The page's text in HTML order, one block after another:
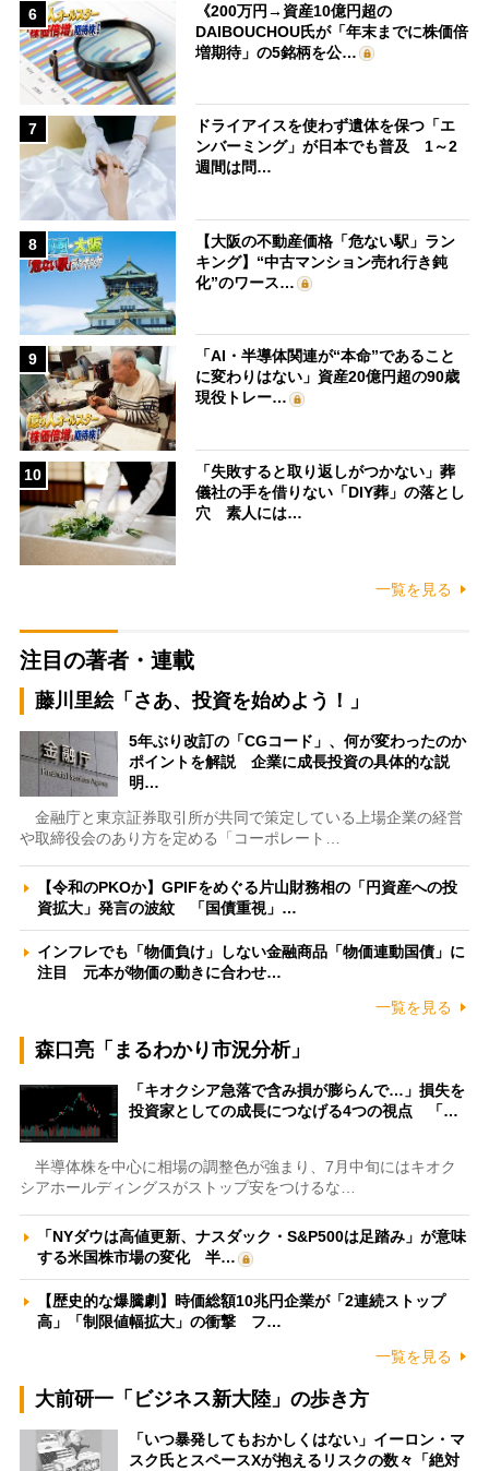
6
《200万円→資産10億円超の
DAIBOUCHOU氏が「年末までに株価倍
増期待」の5銘柄を公…
7
ドライアイスを使わず遺体を保つ「エ
ンバーミング」が日本でも普及 1～2
週間は問…
8
【大阪の不動産価格「危ない駅」ラン
キング】“中古マンション売れ行き鈍
化”のワース…
9
「AI・半導体関連が“本命”であること
に変わりはない」資産20億円超の90歳
現役トレー…
10
「失敗すると取り返しがつかない」葬
儀社の手を借りない「DIY葬」の落とし
穴 素人には…
一覧を見る
注目の著者・連載
藤川里絵「さあ、投資を始めよう！」
5年ぶり改訂の「CGコード」、何が変わったのか
ポイントを解説 企業に成長投資の具体的な説
明…
金融庁と東京証券取引所が共同で策定している上場企業の経営
や取締役会のあり方を定める「コーポレート…
【令和のPKOか】GPIFをめぐる片山財務相の「円資産への投
資拡大」発言の波紋 「国債重視」…
インフレでも「物価負け」しない金融商品「物価連動国債」に
注目 元本が物価の動きに合わせ…
一覧を見る
森口亮「まるわかり市況分析」
「キオクシア急落で含み損が膨らんで…」損失を
投資家としての成長につなげる4つの視点 「…
半導体株を中心に相場の調整色が強まり、7月中旬にはキオク
シアホールディングスがストップ安をつけるな…
「NYダウは高値更新、ナスダック・S&P500は足踏み」が意味
する米国株市場の変化 半…
【歴史的な爆騰劇】時価総額10兆円企業が「2連続ストップ
高」「制限値幅拡大」の衝撃 フ…
一覧を見る
大前研一「ビジネス新大陸」の歩き方
「いつ暴発してもおかしくはない」イーロン・マ
スク氏とスペースXが抱えるリスクの数々「絶対